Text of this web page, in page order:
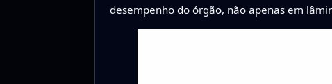
desempenho do órgão, não apenas em